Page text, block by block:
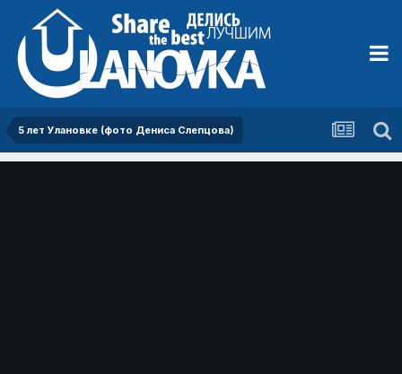
5 лет Улановке (фото Дениса Слепцова)